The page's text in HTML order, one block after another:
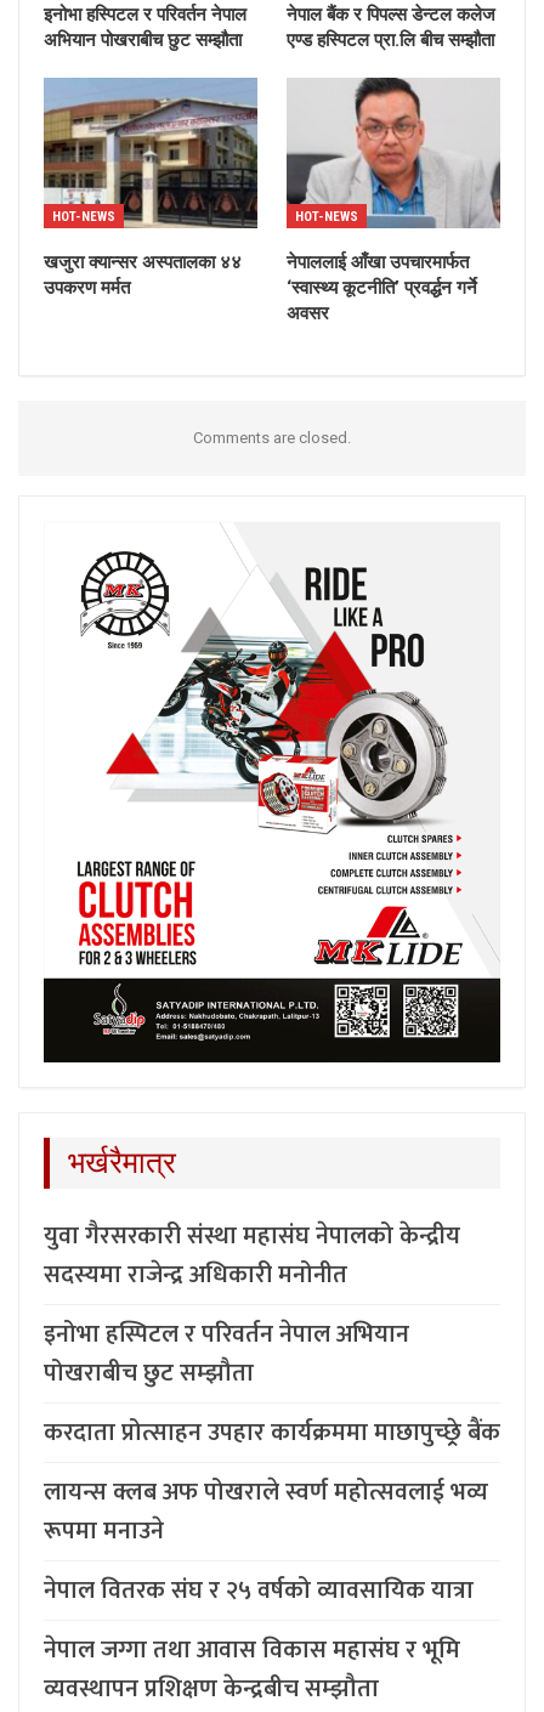
इनोभा हस्पिटल र परिवर्तन नेपाल
अभियान पोखराबीच छुट सम्झौता
नेपाल बैंक र पिपल्स डेन्टल कलेज
एण्ड हस्पिटल प्रा.लि बीच सम्झौता
HOT-NEWS
खजुरा क्यान्सर अस्पतालका ४४
उपकरण मर्मत
HOT-NEWS
नेपाललाई आँखा उपचारमार्फत
‘स्वास्थ्य कूटनीति’ प्रवर्द्धन गर्ने
अवसर
Comments are closed.
भर्खरैमात्र
युवा गैरसरकारी संस्था महासंघ नेपालको केन्द्रीय
सदस्यमा राजेन्द्र अधिकारी मनोनीत
इनोभा हस्पिटल र परिवर्तन नेपाल अभियान
पोखराबीच छुट सम्झौता
करदाता प्रोत्साहन उपहार कार्यक्रममा माछापुच्छ्र्रे बैंक
लायन्स क्लब अफ पोखराले स्वर्ण महोत्सवलाई भव्य
रूपमा मनाउने
नेपाल वितरक संघ र २५ वर्षको व्यावसायिक यात्रा
नेपाल जग्गा तथा आवास विकास महासंघ र भूमि
व्यवस्थापन प्रशिक्षण केन्द्रबीच सम्झौता